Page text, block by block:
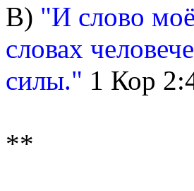
В) "И слово
словах
силы." 1 Кор
**